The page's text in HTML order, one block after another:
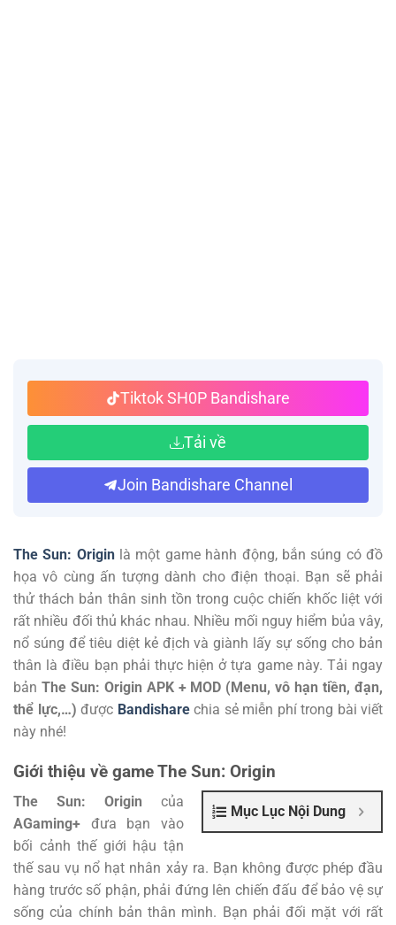
Tiktok SH0P Bandishare
Tải về
Join Bandishare Channel
The Sun: Originlà một game hành động, bắn súng có đồ
họa vô cùng ấn tượng dành cho điện thoại. Bạn sẽ phải
thử thách bản thân sinh tồn trong cuộc chiến khốc liệt với
rất nhiều đối thủ khác nhau. Nhiều mối nguy hiểm bủa vây,
nổ súng để tiêu diệt kẻ địch và giành lấy sự sống cho bản
thân là điều bạn phải thực hiện ở tựa game này. Tải ngay
bản The Sun: Origin APK + MOD (Menu, vô hạn tiền, đạn,
thể lực,…) được Bandisharechia sẻ miễn phí trong bài viết
này nhé!
Giới thiệu về game The Sun: Origin
Mục Lục Nội Dung
The Sun: Origin của
AGaming+ đưa bạn vào
bối cảnh thế giới hậu tận
thế sau vụ nổ hạt nhân xảy ra. Bạn không được phép đầu
hàng trước số phận, phải đứng lên chiến đấu để bảo vệ sự
sống của chính bản thân mình. Bạn phải đối mặt với rất